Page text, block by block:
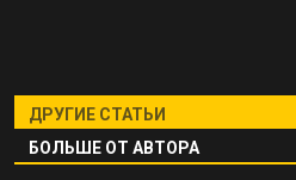
ДРУГИЕ СТАТЬИ
БОЛЬШЕ ОТ АВТОРА